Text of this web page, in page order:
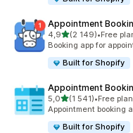
Appointment
4,9z 5 hvězd
(2 149)
Celkový počet
•Free
Booking app for
Built for Shopify
Appointment
5,0z 5 hvězd
(1 541)
Celkový počet recenzí:
•Free
Appointment booking
Built for Shopify